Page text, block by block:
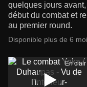
quelques jours
début du combat et
au premier round.
Disponible plus de 6
En clair